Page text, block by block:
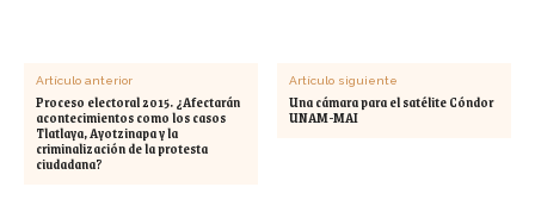
Artículo anterior
Proceso electoral 2015. ¿Afectarán
acontecimientos como los casos
Tlatlaya, Ayotzinapa y la
criminalización de la protesta
ciudadana?
Artículo siguiente
Una cámara para el satélite Cóndor
UNAM-MAI